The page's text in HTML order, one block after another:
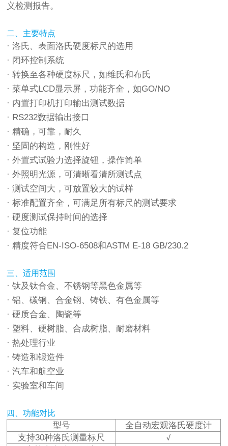
义检测报告。
二、主要特点
· 洛氏、表面洛氏硬度标尺的选用
· 闭环控制系统
· 转换至各种硬度标尺，如维氏和布氏
· 菜单式LCD显示屏，功能齐全，如GO/NO
· 内置打印机打印输出测试数据
· RS232数据输出接口
· 精确，可靠，耐久
· 坚固的构造，刚性好
· 外置式试验力选择旋钮，操作简单
· 外照明光源，可清晰看清所测试点
· 测试空间大，可放置较大的试样
· 标准配置齐全，可满足所有标尺的测试要求
· 硬度测试保持时间的选择
· 复位功能
· 精度符合EN-ISO-6508和ASTM E-18 GB/230.2
三、适用范围
· 钛及钛合金、不锈钢等黑色金属等
· 铝、碳钢、合金钢、铸铁、有色金属等
· 硬质合金、陶瓷等
· 塑料、硬树脂、合成树脂、耐磨材料
· 热处理行业
· 铸造和锻造件
· 汽车和航空业
· 实验室和车间
四、功能对比
型号
全自动宏观洛氏硬度计
支持30种洛氏测量标尺
√